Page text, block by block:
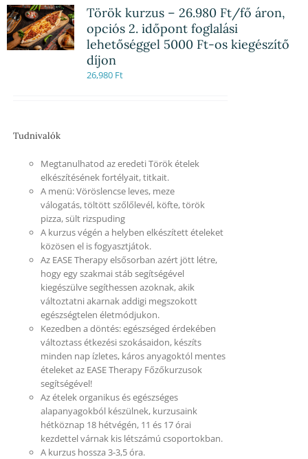
Török kurzus – 26.980 Ft/fő áron,
opciós 2. időpont foglalási
lehetőséggel 5000 Ft-os kiegészítő
díjon
26,980 Ft
Tudnivalók
Megtanulhatod az eredeti Török ételek
elkészítésének fortélyait, titkait.
A menü: Vöröslencse leves, meze
válogatás, töltött szőlőlevél, köfte, török
pizza, sült rizspuding
A kurzus végén a helyben elkészített ételeket
közösen el is fogyasztjátok.
Az EASE Therapy elsősorban azért jött létre,
hogy egy szakmai stáb segítségével
kiegészülve segíthessen azoknak, akik
változtatni akarnak addigi megszokott
egészségtelen életmódjukon.
Kezedben a döntés: egészséged érdekében
változtass étkezési szokásaidon, készíts
minden nap ízletes, káros anyagoktól mentes
ételeket az EASE Therapy Főzőkurzusok
segítségével!
Az ételek organikus és egészséges
alapanyagokból készülnek, kurzusaink
hétköznap 18 hétvégén, 11 és 17 órai
kezdettel várnak kis létszámú csoportokban.
A kurzus hossza 3-3,5 óra.